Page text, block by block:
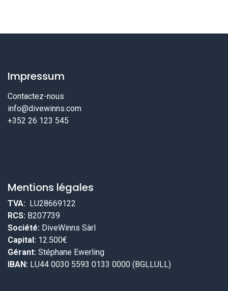
Impressum
Contactez-nous
info@divewinns.com
+352 26 123 545
Mentions légales
TVA: LU28669122
RCS: B207739
Société: DiveWinns Sàrl
Capital: 12.500€
Gérant: Stéphane Ewerling
IBAN: LU44 0030 5593 0133 0000 (BGLLULL)